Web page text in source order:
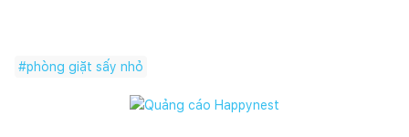
#phòng giặt sấy nhỏ